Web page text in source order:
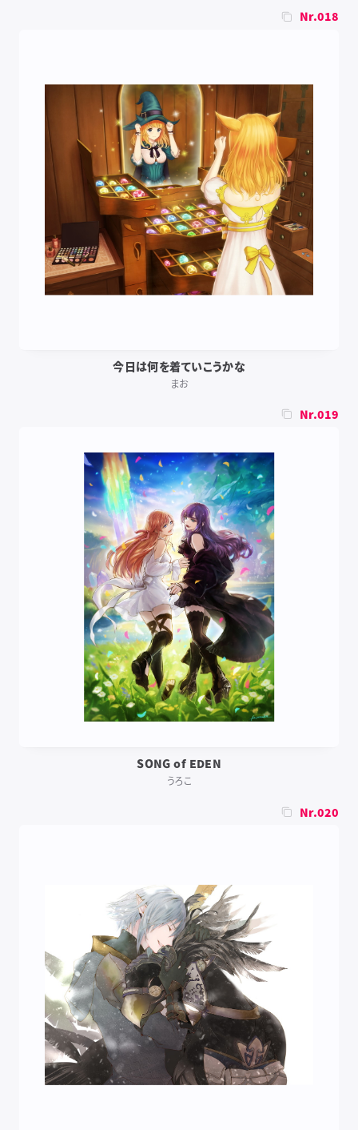
Nr.018
今日は何を着ていこうかな
まお
Nr.019
SONG of EDEN
うろこ
Nr.020